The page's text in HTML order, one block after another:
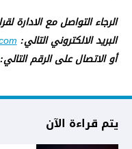
الرجاء التواصل مع الادارة
البريد الالكتروني التالي:
أو الاتصال على الرقم
يتم قراءة الآن